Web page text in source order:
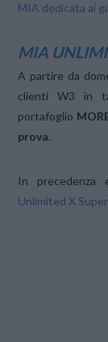
MIA dedicata ai
MIA
A partire da
clienti W3 in
portafoglio
prova.
In precedenza
Unlimited X